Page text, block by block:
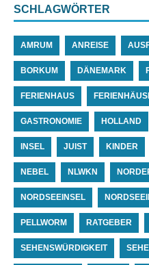
SCHLAGWÖRTER
AMRUM ANREISE
BORKUM DÄNEMARK
FERIENHAUS
GASTRONOMIE HOLLAND
INSEL JUIST KINDER
NEBEL NLWKN
NORDSEEINSEL
PELLWORM RATGEBER
SEHENSWÜRDIGKEIT